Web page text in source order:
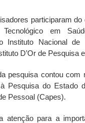
participaram
Tecnológico em
Instituto Nacional de
D’Or de Pesquisa
pesquisa contou
Pesquisa do Estado
Pessoal (Capes).
atenção para a